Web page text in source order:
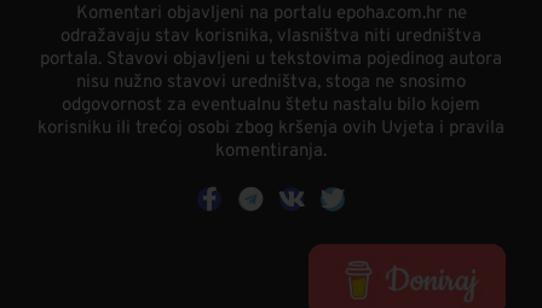
Komentari objavljeni na portalu epoha.com.hr ne
odražavaju stav korisnika, vlasništva niti uredništva
portala. Stavovi objavljeni u tekstovima pojedinog autora
nisu nužno stavovi uredništva, stoga ne snosimo
odgovornost za eventualnu štetu nastalu bilo kojem
korisniku ili trećoj osobi zbog kršenja ovih Uvjeta i pravila
komentiranja.